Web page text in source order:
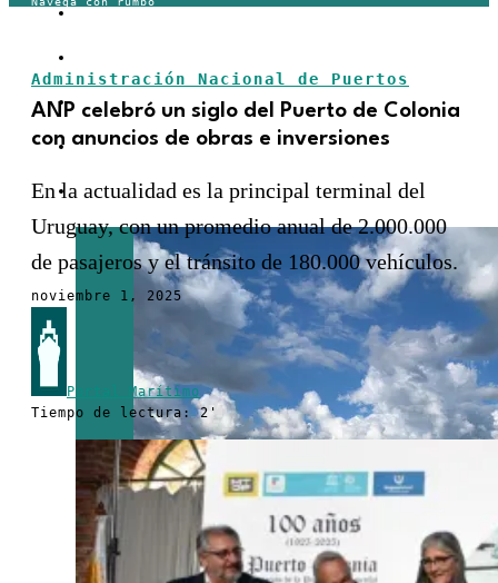
FERROVIARIO
LOGÍSTICA
COMERCIO EXTERIOR
Administración Nacional de Puertos
ANP celebró un siglo del Puerto de Colonia
con anuncios de obras e inversiones
En la actualidad es la principal terminal del
Uruguay, con un promedio anual de 2.000.000
de pasajeros y el tránsito de 180.000 vehículos.
noviembre 1, 2025
Portal Marítimo
Tiempo de lectura: 2'